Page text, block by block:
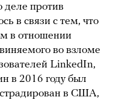
против
в связи с тем, что
в отношении
во взломе
LinkedIn,
в 2016 году был
в США,